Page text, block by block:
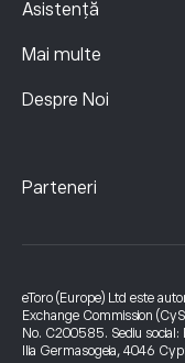
Asistență
Mai multe
Despre Noi
Parteneri
eToro (Europe) Ltd este
Exchange Commission
No. C200585. Sediu social:
Ilia Germasogeia, 4046